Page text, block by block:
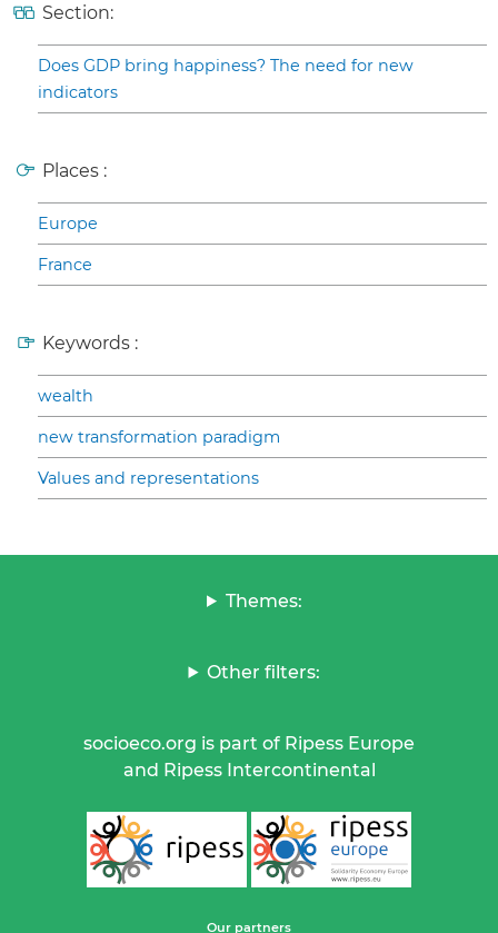
Section:
Does GDP bring happiness? The need for new
indicators
Places :
Europe
France
Keywords :
wealth
new transformation paradigm
Values and representations
Themes:
Other filters:
socioeco.org is part of Ripess Europe
and Ripess Intercontinental
Our partners